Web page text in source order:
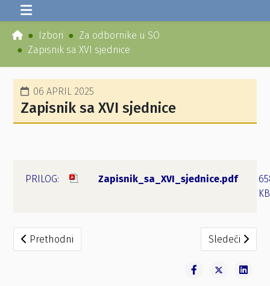
Izbori
Za odbornike u SO
Zapisnik sa XVI sjednice
06 APRIL 2025
Zapisnik sa XVI sjednice
Zapisnik_sa_XVI_sjednice.pdf
KB
Prethodni članak: Zapisnik sa XVII sjednice
Prethodni Sledeći
Sledeći